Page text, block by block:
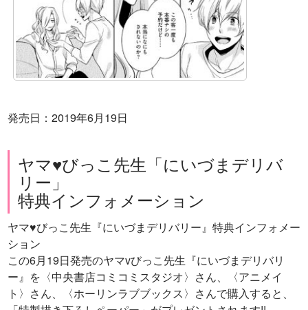
発売日：2019年6月19日
ヤマ♥びっこ先生「にいづまデリバ
リー」
特典インフォメーション
ヤマ♥びっこ先生『にいづまデリバリー』特典インフォメー
ション
この6月19日発売のヤマvびっこ先生『にいづまデリバリ
ー』を〈中央書店コミコミスタジオ〉さん、〈アニメイ
ト〉さん、〈ホーリンラブブックス〉さんで購入すると、